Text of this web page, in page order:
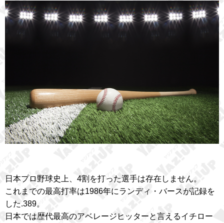
日本プロ野球史上、4割を打った選手は存在しません。
これまでの最高打率は1986年にランディ・バースが記録を
した.389。
日本では歴代最高のアベレージヒッターと言えるイチロー